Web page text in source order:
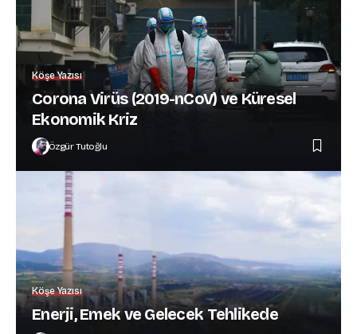
Köşe Yazısı
Corona Virüs (2019-nCoV) ve Küresel
Ekonomik Kriz
Özgür Tutoğlu
Köşe Yazısı
Enerji, Emek ve Gelecek Tehlikede